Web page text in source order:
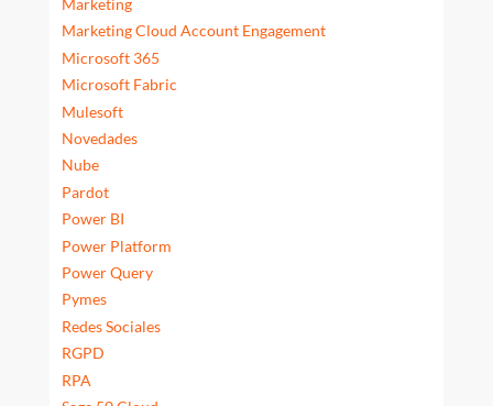
Marketing
Marketing Cloud Account Engagement
Microsoft 365
Microsoft Fabric
Mulesoft
Novedades
Nube
Pardot
Power BI
Power Platform
Power Query
Pymes
Redes Sociales
RGPD
RPA